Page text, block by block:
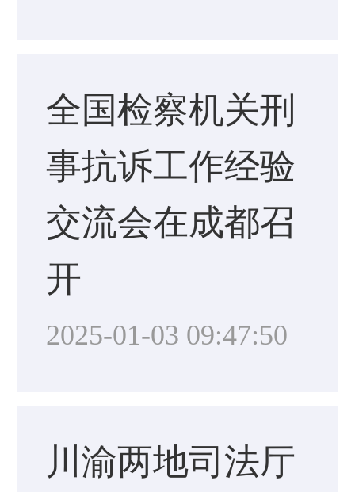
全国检察机关刑
事抗诉工作经验
交流会在成都召
开
2025-01-03 09:47:50
川渝两地司法厅